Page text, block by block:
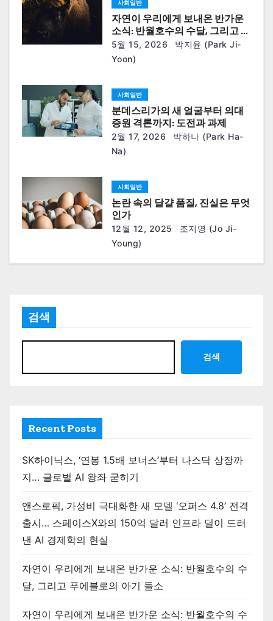
사회일반
자연이 우리에게 보내온 반가운
소식: 반월호수의 수달, 그리고 푸
에블로의 아기 들소
5월 15, 2026
박지윤 (Park Ji-
Yoon)
사회일반
분데스리가의 새 얼굴부터 의대
증원 격론까지: 도전과 과제
2월 17, 2026
박하나 (Park Ha-
Na)
사회일반
논란 속의 달걀 품질, 진실은 무엇
인가
12월 12, 2025
조지영 (Jo Ji-
Young)
검색
검색
Recent Posts
SK하이닉스, ‘연봉 1.5배 보너스’부터 나스닥 상장까
지… 글로벌 AI 왕좌 굳히기
앤스로픽, 가성비 극대화한 새 모델 ‘오퍼스 4.8’ 전격
출시… 스페이스X와의 150억 달러 인프라 딜이 드러
낸 AI 경제학의 현실
자연이 우리에게 보내온 반가운 소식: 반월호수의 수
달, 그리고 푸에블로의 아기 들소
자연이 우리에게 보내온 반가운 소식: 반월호수의 수